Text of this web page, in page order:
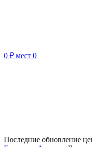
0 ₽ мест 0
Последние обновление